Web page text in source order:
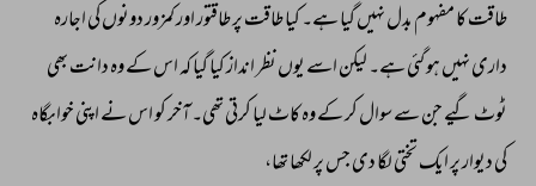
طاقت کا مفہوم بدل نہیں گیا ہے۔ کیا طاقت پر طاقتور اور کمزور دونوں کی اجارہ
داری نہیں ہو گئی ہے۔ لیکن اسے یوں نظر انداز کیا گیا کہ اس کے وہ دانت بھی
ٹوٹ گیے جن سے سوال کر کے وہ کاٹ لیا کرتی تھی۔ آخر کو اس نے اپنی خوابگاہ
کی دیوار پر ایک تختی لگا دی جس پر لکھا تھا،